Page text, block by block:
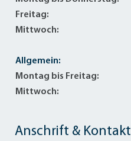
Anschrift & Kontakt
Freitag:
Mittwoch:
Allgemein:
Montag bis Freitag:
Mittwoch: